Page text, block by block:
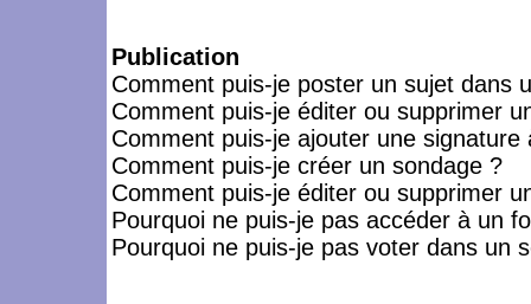
Publication
Comment puis-je poster un sujet dans
Comment puis-je éditer ou supprimer
Comment puis-je ajouter une signature
Comment puis-je créer un sondage ?
Comment puis-je éditer ou supprimer
Pourquoi ne puis-je pas accéder à un
Pourquoi ne puis-je pas voter dans un